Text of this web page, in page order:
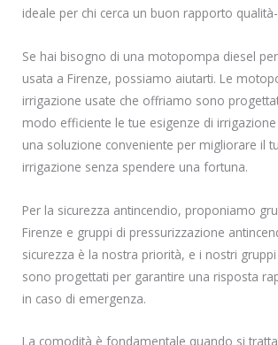
ideale per chi cerca un buon rapporto
Se hai bisogno di una motopompa diesel
usata a Firenze, possiamo aiutarti. Le
irrigazione usate che offriamo sono
modo efficiente le tue esigenze di
una soluzione conveniente per migliorare il
irrigazione senza spendere una fortuna.
Per la sicurezza antincendio, proponiamo
Firenze e gruppi di pressurizzazione
sicurezza è la nostra priorità, e i nostri
sono progettati per garantire una risposta
in caso di emergenza.
La comodità è fondamentale quando si